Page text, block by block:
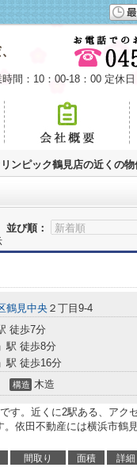
時間：10：00-18：00 定休
ンピック鶴見店の近くの物
並び順：
鶴見中央 ２丁目9-4
徒歩7分
」駅 徒歩8分
」駅 徒歩16分
構造 木造
す。近くに2駅ある、アク
。依田不動産には横浜市鶴
間取り 面積 詳細